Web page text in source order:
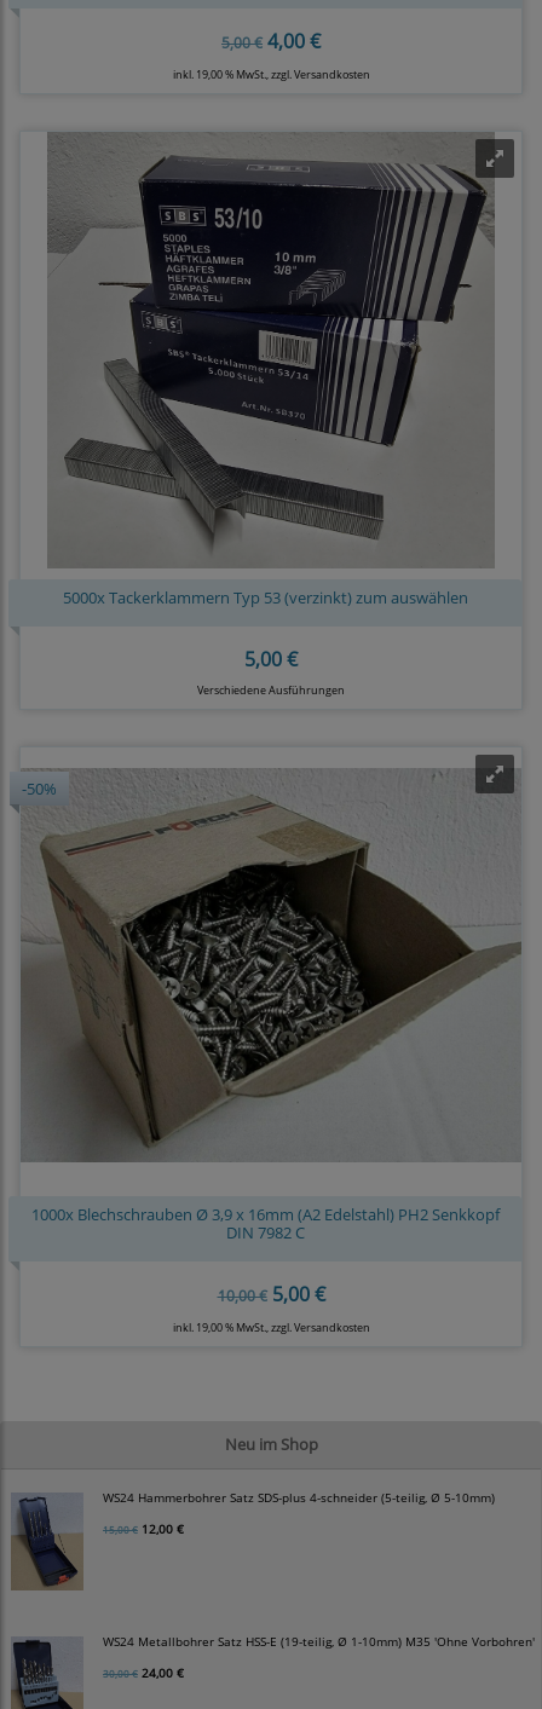
Neu im Shop
WS24 Hammerbohrer Satz SDS-plus 4-schneider (5-teilig, Ø 5-10mm)
15,00 € 12,00 €
WS24 Metallbohrer Satz HSS-E (19-teilig, Ø 1-10mm) M35 'Ohne Vorbohren'
30,00 € 24,00 €
5,00 € 4,00 €
inkl. 19,00 % MwSt., zzgl.Versandkosten
5000x Tackerklammern Typ 53 (verzinkt) zum auswählen
5,00 €
Verschiedene Ausführungen
-50%
1000x Blechschrauben Ø 3,9 x 16mm (A2 Edelstahl) PH2 Senkkopf
DIN 7982 C
10,00 €5,00 €
inkl. 19,00 % MwSt., zzgl. Versandkosten